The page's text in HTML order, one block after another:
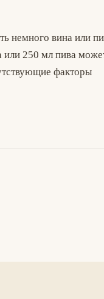
немного вина или
или 250 мл пива
факторы